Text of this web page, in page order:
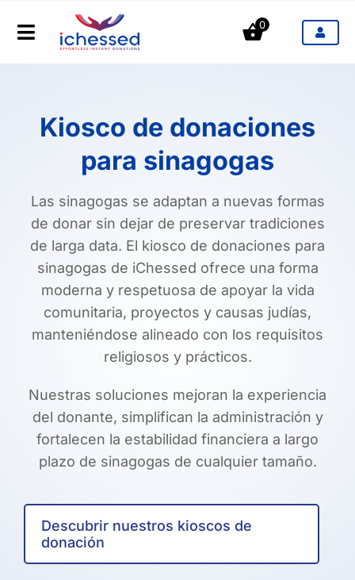
contenido
Toggle
Navigation
Industrias
Blog
Contacto
0
Kiosco de donaciones
para sinagogas
Las sinagogas se adaptan a nuevas formas
de donar sin dejar de preservar tradiciones
de larga data. El kiosco de donaciones para
sinagogas de iChessed ofrece una forma
moderna y respetuosa de apoyar la vida
comunitaria, proyectos y causas judías,
manteniéndose alineado con los requisitos
religiosos y prácticos.
Nuestras soluciones mejoran la experiencia
del donante, simplifican la administración y
fortalecen la estabilidad financiera a largo
plazo de sinagogas de cualquier tamaño.
Descubrir nuestros kioscos de
donación